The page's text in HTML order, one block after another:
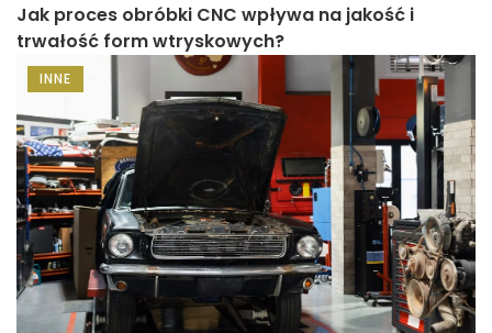
Jak proces obróbki CNC wpływa na jakość i
trwałość form wtryskowych?
INNE